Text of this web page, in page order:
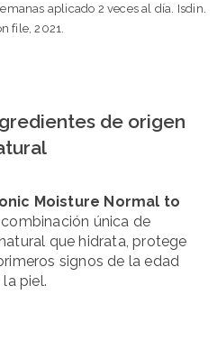
aplicado 2 veces al día. Isdin.
file, 2021.
de origen
Moisture Normal to
única de
que hidrata, protege
signos de la edad
la piel.